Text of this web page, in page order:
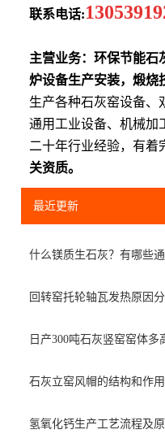
联系电话:
主营业务：环保节能石
炉设备生产安装，煅烧
生产各种石灰窑设备、
通用工业设备、机械加
二十年行业经验，有着
关资质。
最近更新
什么镁质生石灰？有哪些通
回转窑托轮轴瓦发热原因
日产300吨石灰竖窑窑体多
石灰立窑风帽的结构和作用
氢氧化钙生产工艺流程及